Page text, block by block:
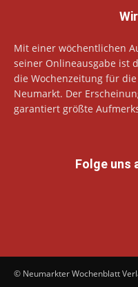
Mit einer wöchentlichen
seiner Onlineausgabe ist
die Wochenzeitung für
Neumarkt. Der
garantiert größte
Folge uns
© Neumarkter Wochenblatt